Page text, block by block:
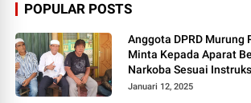
POPULAR POSTS
Anggota DPRD Murung
Minta Kepada Aparat Berantas judi dan
Narkoba Sesuai
Januari 12, 2025